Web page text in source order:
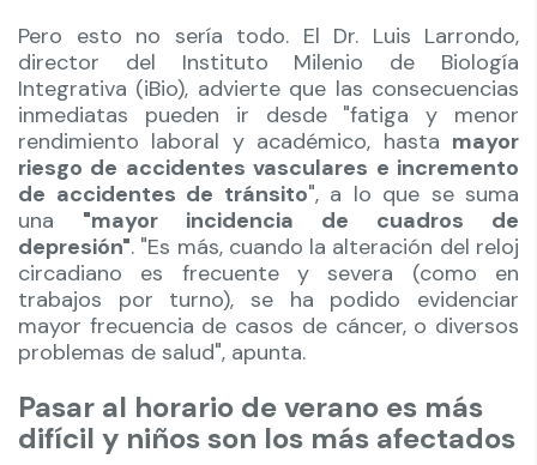
Pero esto no sería todo. El Dr. Luis Larrondo,
director del Instituto Milenio de Biología
Integrativa (iBio), advierte que las consecuencias
inmediatas pueden ir desde "fatiga y menor
rendimiento laboral y académico, hasta mayor
riesgo de accidentes vasculares e incremento
de accidentes de tránsito", a lo que se suma
una "mayor incidencia de cuadros de
depresión". "Es más, cuando la alteración del reloj
circadiano es frecuente y severa (como en
trabajos por turno), se ha podido evidenciar
mayor frecuencia de casos de cáncer, o diversos
problemas de salud", apunta.
Pasar al horario de verano es más
difícil y niños son los más afectados